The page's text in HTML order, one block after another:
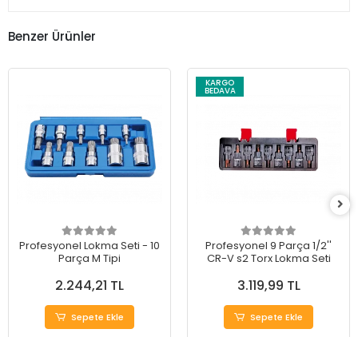
Benzer Ürünler
Profesyonel Lokma Seti - 10
Parça M Tipi
2.244,21 TL
Sepete Ekle
KARGO
BEDAVA
Profesyonel 9 Parça 1/2''
CR-V s2 Torx Lokma Seti
3.119,99 TL
Sepete Ekle